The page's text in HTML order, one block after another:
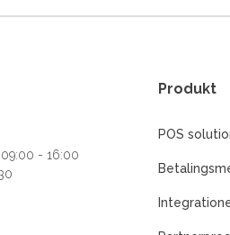
09:00 - 16:00
Produkt
POS